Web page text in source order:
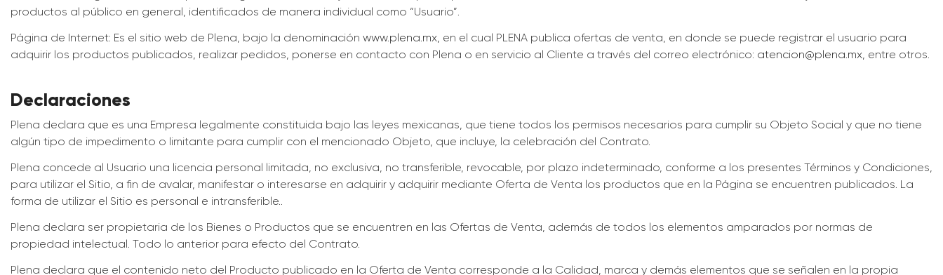
productos al público en general, identificados de manera individual como “Usuario”.
Página de Internet: Es el sitio web de Plena, bajo la denominación www.plena.mx, en el cual PLENA publica ofertas de venta, en donde se puede registrar el usuario para
adquirir los productos publicados, realizar pedidos, ponerse en contacto con Plena o en servicio al Cliente a través del correo electrónico: atencion@plena.mx , entre otros.
Declaraciones
Plena declara que es una Empresa legalmente constituida bajo las leyes mexicanas, que tiene todos los permisos necesarios para cumplir su Objeto Social y que no tiene
algún tipo de impedimento o limitante para cumplir con el mencionado Objeto, que incluye, la celebración del Contrato.
Plena concede al Usuario una licencia personal limitada, no exclusiva, no transferible, revocable, por plazo indeterminado, conforme a los presentes Términos y Condiciones,
para utilizar el Sitio, a fin de avalar, manifestar o interesarse en adquirir y adquirir mediante Oferta de Venta los productos que en la Página se encuentren publicados. La
forma de utilizar el Sitio es personal e intransferible..
Plena declara ser propietaria de los Bienes o Productos que se encuentren en las Ofertas de Venta, además de todos los elementos amparados por normas de
propiedad intelectual. Todo lo anterior para efecto del Contrato.
Plena declara que el contenido neto del Producto publicado en la Oferta de Venta corresponde a la Calidad, marca y demás elementos que se señalen en la propia